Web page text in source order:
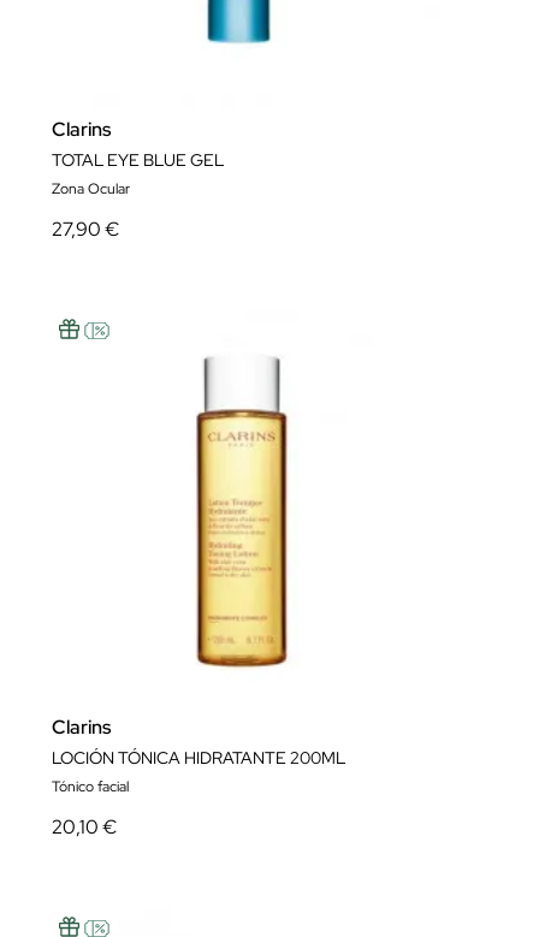
Clarins
TOTAL EYE BLUE GEL
Zona Ocular
27,90 €
Clarins
LOCIÓN TÓNICA HIDRATANTE 200ML
Tónico facial
20,10 €